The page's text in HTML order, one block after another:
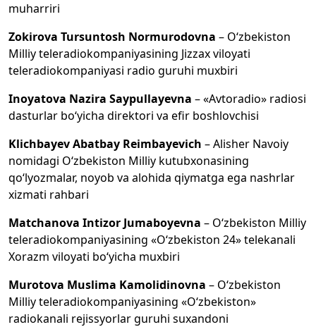
muharriri
Zokirova Tursuntosh Normurodovna – O‘zbekiston
Milliy teleradiokompaniyasining Jizzax viloyati
teleradiokompaniyasi radio guruhi muxbiri
Inoyatova Nazira Saypullayevna – «Avtoradio» radiosi
dasturlar bo‘yicha direktori va efir boshlovchisi
Klichbayev Abatbay Reimbayevich – Alisher Navoiy
nomidagi O‘zbekiston Milliy kutubxonasining
qo‘lyozmalar, noyob va alohida qiymatga ega nashrlar
xizmati rahbari
Matchanova Intizor Jumaboyevna – O‘zbekiston Milliy
teleradiokompaniyasining «O‘zbekiston 24» telekanali
Xorazm viloyati bo‘yicha muxbiri
Murotova Muslima Kamolidinovna – O‘zbekiston
Milliy teleradiokompaniyasining «O‘zbekiston»
radiokanali rejissyorlar guruhi suxandoni